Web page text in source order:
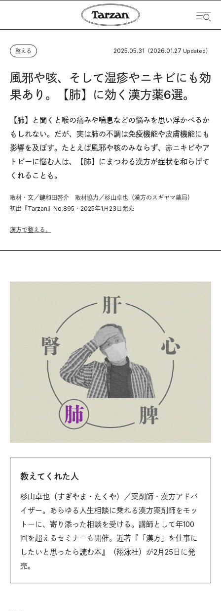
整える 2025.05.31 （2026.01.27 Updated）
風邪や咳、そして湿疹やニキビにも効
果あり。【肺】に効く漢方薬6選。
【肺】と聞くと喉の痛みや喘息などの悩みを思い浮かべるか
もしれない。だが、実は肺の不調は免疫機能や皮膚機能にも
影響を及ぼす。たとえば風邪や咳のみならず、赤ニキビやア
トピーに悩む人は、【肺】にまつわる漢方が症状を和らげて
くれることも。
取材・文／鍵和田啓介 取材協力／杉山卓也（漢方のスギヤマ薬局）
初出『Tarzan』No.895・2025年1月23日発売
漢方で整える。
教えてくれた人
杉山卓也（すぎやま・たくや）
／薬剤師・漢方アドバ
イザー。あらゆる人生相談に乗れる漢方薬剤師をモッ
トーに、寄り添った相談を受ける。講師として年100
回を超えるセミナーも開催。近著『「漢方」を仕事に
したいと思ったら読む本』（翔泳社）が2月25日に発
売。